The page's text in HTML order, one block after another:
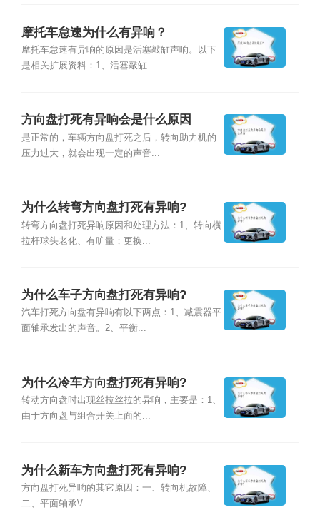
摩托车怠速为什么有异响？
摩托车怠速有异响的原因是活塞敲缸声响。以下
是相关扩展资料：1、活塞敲缸...
方向盘打死有异响会是什么原因
是正常的，车辆方向盘打死之后，转向助力机的
压力过大，就会出现一定的声音...
为什么转弯方向盘打死有异响?
转弯方向盘打死异响原因和处理方法：1、转向横
拉杆球头老化、有旷量；更换...
为什么车子方向盘打死有异响?
汽车打死方向盘有异响有以下两点：1、减震器平
面轴承发出的声音。2、平衡...
为什么冷车方向盘打死有异响?
转动方向盘时出现丝拉丝拉的异响，主要是：1、
由于方向盘与组合开关上面的...
为什么新车方向盘打死有异响?
方向盘打死异响的其它原因：一、转向机故障、
二、平面轴承\/...